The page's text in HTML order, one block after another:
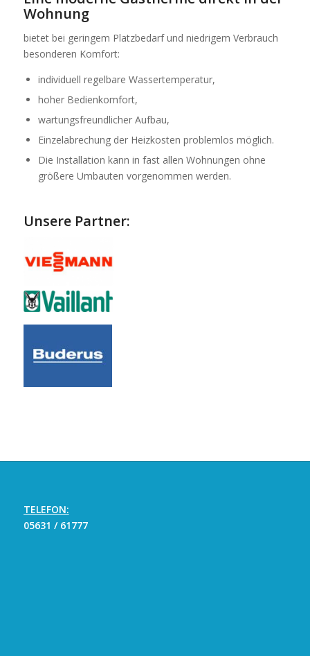
Wohnung
bietet bei geringem Platzbedarf und niedrigem Verbrauch
besonderen Komfort:
individuell regelbare Wassertemperatur,
hoher Bedienkomfort,
wartungsfreundlicher Aufbau,
Einzelabrechung der Heizkosten problemlos möglich.
Die Installation kann in fast allen Wohnungen ohne
größere Umbauten vorgenommen werden.
Unsere Partner:
TELEFON:
05631 / 61777